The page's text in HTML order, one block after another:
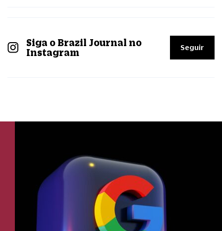
Siga o Brazil Journal no
Instagram
Seguir